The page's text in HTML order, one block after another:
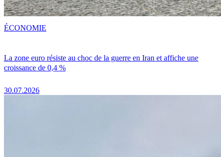
La zone euro résiste au choc de la guerre en Iran et affiche une
croissance de 0,4 %
30.07.2026
ÉCONOMIE